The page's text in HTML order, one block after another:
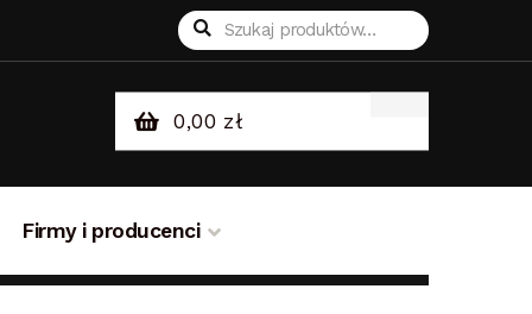
Szukaj:
Szukaj
0,00 zł
Firmy i producenci